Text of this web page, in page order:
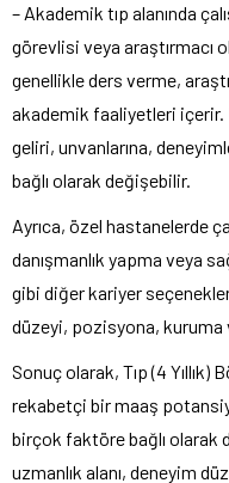
– Akademik tıp alanında
görevlisi veya araştırmacı
genellikle ders verme,
akademik faaliyetleri içerir.
geliri, unvanlarına,
bağlı olarak değişebilir.
Ayrıca, özel hastanelerde
danışmanlık yapma veya
gibi diğer kariyer
düzeyi, pozisyona, kuruma
Sonuç olarak, Tıp (4 Yıllık)
rekabetçi bir maaş
birçok faktöre bağlı
uzmanlık alanı, deneyim